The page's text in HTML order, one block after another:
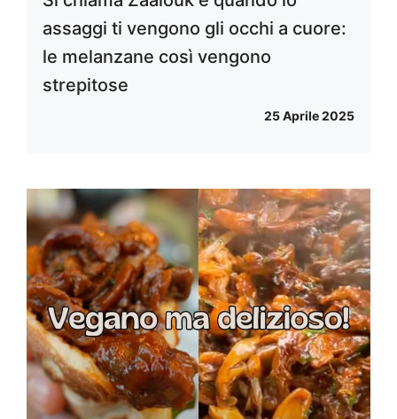
assaggi ti vengono gli occhi a cuore:
le melanzane così vengono
strepitose
25 Aprile 2025